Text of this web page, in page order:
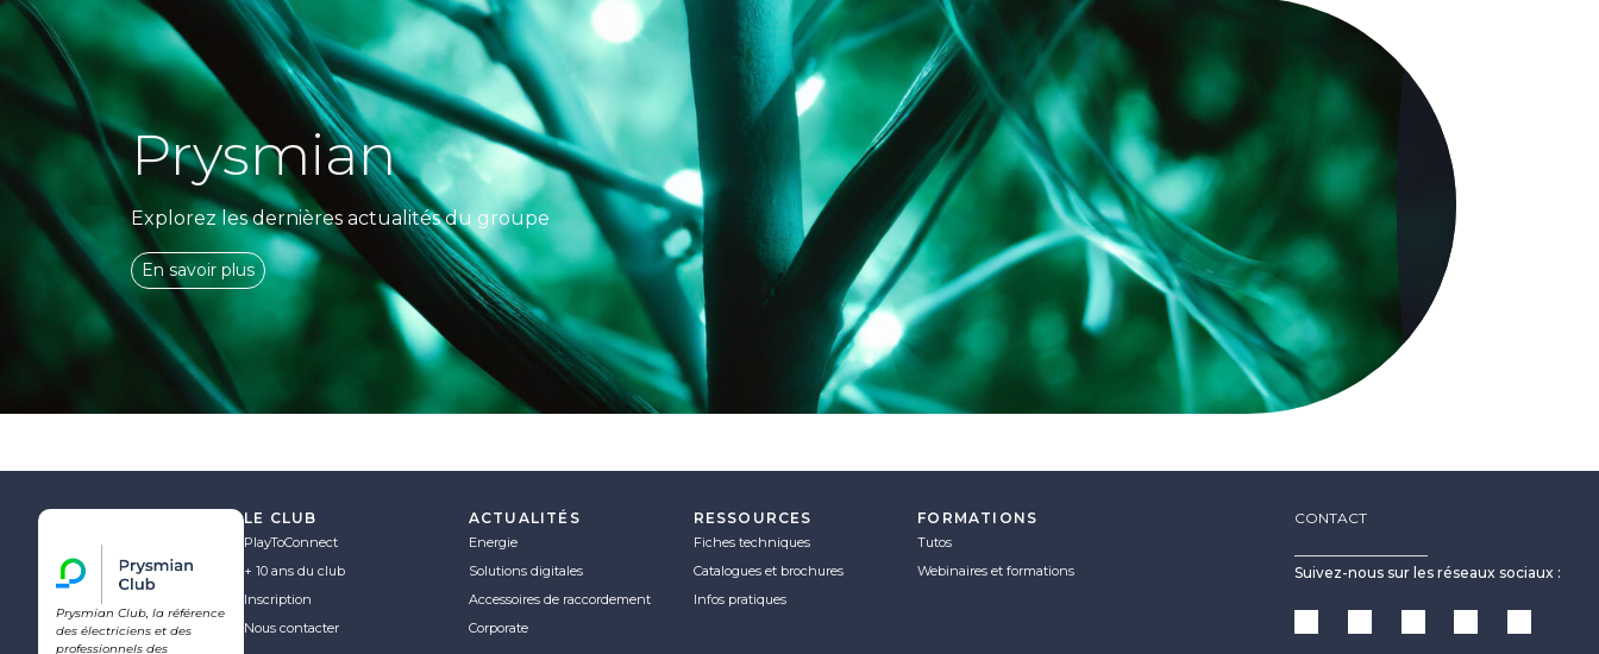
Prysmian
Explorez les dernières actualités du groupe
En savoir plus
Prysmian Club, la référence
des électriciens et des
professionnels des
LE CLUB
PlayToConnect
+ 10 ans du club
Inscription
Nous contacter
ACTUALITÉS
Energie
Solutions digitales
Accessoires de raccordement
Corporate
RESSOURCES
Fiches techniques
Catalogues et brochures
Infos pratiques
FORMATIONS
Tutos
Webinaires et formations
CONTACT
Suivez-nous sur les réseaux sociaux :